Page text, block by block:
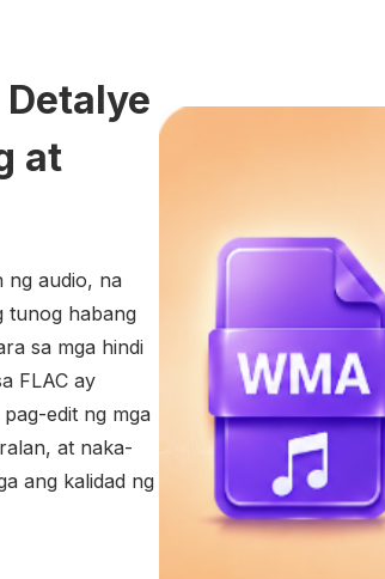
at
ng audio, na
tunog habang
sa mga hindi
FLAC ay
edit ng mga
at naka-
ang kalidad ng